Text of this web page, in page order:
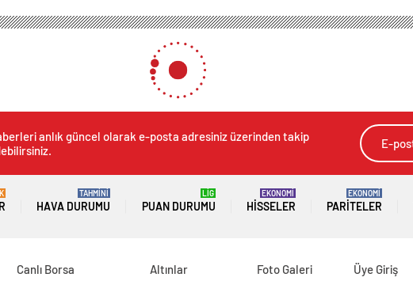
anlık güncel olarak e-posta adresiniz üzerinden takip
HAVA DURUMU
TAHMİNİ
PUAN DURUMU
LİG
HISSELER
EKONOMİ
PARITELER
EKONOMİ
Canlı Borsa Altınlar Foto Galeri Üye Giriş